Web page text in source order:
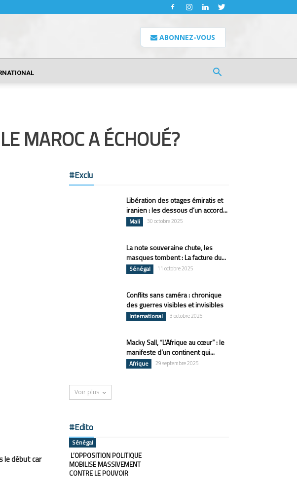
ABONNEZ-VOUS
MAROC A ÉCHOUÉ?
le début car
#Exclu
Libération des otages émiratis et
iranien : les dessous d’un accord...
Mali 30 octobre 2025
La note souveraine chute, les
masques tombent : La facture du...
Sénégal 11 octobre 2025
Conflits sans caméra : chronique
des guerres visibles et invisibles
International 3 octobre 2025
Macky Sall, “L’Afrique au cœur” : le
manifeste d’un continent qui...
Afrique 29 septembre 2025
Voir plus
#Edito
Sénégal
L’OPPOSITION POLITIQUE
MOBILISE MASSIVEMENT
CONTRE LE POUVOIR